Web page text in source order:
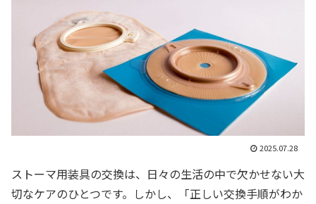
2025.07.28
ストーマ用装具の交換は、日々の生活の中で欠かせない大
切なケアのひとつです。しかし、「正しい交換手順がわか